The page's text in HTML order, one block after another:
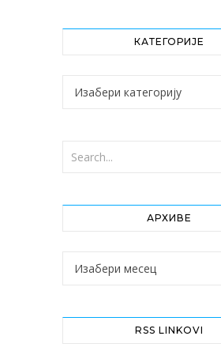
КАТЕГОРИЈЕ
Категорије
АРХИВЕ
Архиве
RSS LINKOVI